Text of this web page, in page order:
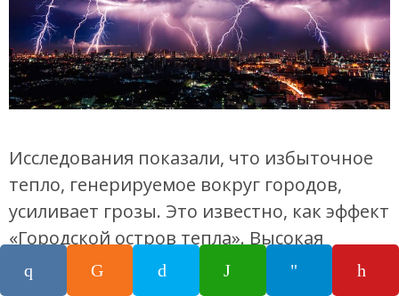
Исследования показали, что избыточное
тепло, генерируемое вокруг городов,
усиливает грозы. Это известно, как эффект
«Городской остров тепла». Высокая
температура от автомобилей и огромного
количества поглощающего тепло бетона в